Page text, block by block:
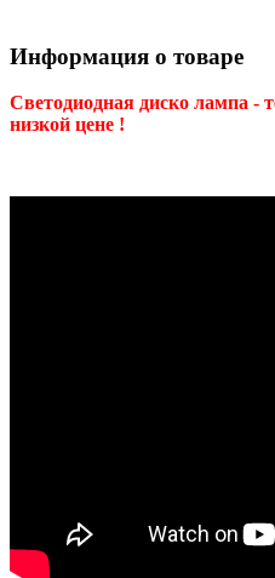
Информация о товаре
Светодиодная диско лампа -
низкой цене !